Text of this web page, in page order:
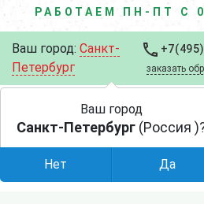
РАБОТАЕМ ПН-ПТ С
Ваш город: Санкт-
Петербург
заказать
Ваш город
Санкт-Петербург (Россия
Нет Да